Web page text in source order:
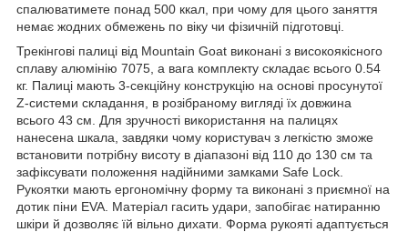
спалюватимете понад 500 ккал, при чому для цього заняття
немає жодних обмежень по віку чи фізичній підготовці.
Трекінгові палиці від Mountain Goat виконані з високоякісного
сплаву алюмінію 7075, а вага комплекту складає всього 0.54
кг. Палиці мають 3-секційну конструкцію на основі просунутої
Z-системи складання, в розібраному вигляді їх довжина
всього 43 см. Для зручності використання на палицях
нанесена шкала, завдяки чому користувач з легкістю зможе
встановити потрібну висоту в діапазоні від 110 до 130 см та
зафіксувати положення надійними замками Safe Lock.
Рукоятки мають ергономічну форму та виконані з приємної на
дотик піни EVA. Матеріал гасить удари, запобігає натиранню
шкіри й дозволяє їй вільно дихати. Форма рукояті адаптується